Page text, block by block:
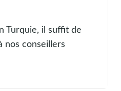
Turquie, il suffit de
nos conseillers